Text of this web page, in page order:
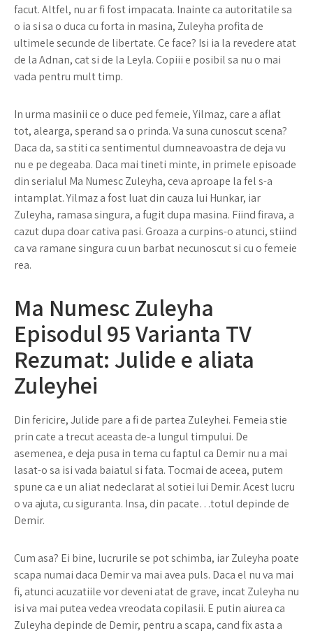
facut. Altfel, nu ar fi fost impacata. Inainte ca autoritatile sa
o ia si sa o duca cu forta in masina, Zuleyha profita de
ultimele secunde de libertate. Ce face? Isi ia la revedere atat
de la Adnan, cat si de la Leyla. Copiii e posibil sa nu o mai
vada pentru mult timp.
In urma masinii ce o duce ped femeie, Yilmaz, care a aflat
tot, alearga, sperand sa o prinda. Va suna cunoscut scena?
Daca da, sa stiti ca sentimentul dumneavoastra de deja vu
nu e pe degeaba. Daca mai tineti minte, in primele episoade
din serialul Ma Numesc Zuleyha, ceva aproape la fel s-a
intamplat. Yilmaz a fost luat din cauza lui Hunkar, iar
Zuleyha, ramasa singura, a fugit dupa masina. Fiind firava, a
cazut dupa doar cativa pasi. Groaza a curpins-o atunci, stiind
ca va ramane singura cu un barbat necunoscut si cu o femeie
rea.
Ma Numesc Zuleyha
Episodul 95 Varianta TV
Rezumat: Julide e aliata
Zuleyhei
Din fericire, Julide pare a fi de partea Zuleyhei. Femeia stie
prin cate a trecut aceasta de-a lungul timpului. De
asemenea, e deja pusa in tema cu faptul ca Demir nu a mai
lasat-o sa isi vada baiatul si fata. Tocmai de aceea, putem
spune ca e un aliat nedeclarat al sotiei lui Demir. Acest lucru
o va ajuta, cu siguranta. Insa, din pacate…totul depinde de
Demir.
Cum asa? Ei bine, lucrurile se pot schimba, iar Zuleyha poate
scapa numai daca Demir va mai avea puls. Daca el nu va mai
fi, atunci acuzatiile vor deveni atat de grave, incat Zuleyha nu
isi va mai putea vedea vreodata copilasii. E putin aiurea ca
Zuleyha depinde de Demir, pentru a scapa, cand fix asta a